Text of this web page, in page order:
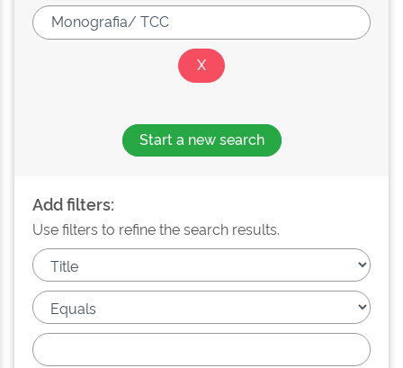
Start a new search
Add filters:
Use filters to refine the search results.